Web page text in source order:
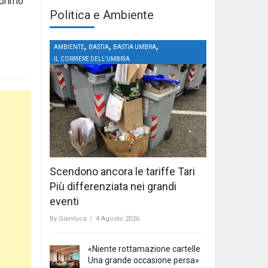
Politica e Ambiente
AMBIENTE, BASTIA, BASTIA UMBRA,
IL CORRIERE DELL'UMBRIA
Scendono ancora le tariffe Tari
Più differenziata nei grandi
eventi
By Gianluca / 4 Agosto 2026
«Niente rottamazione cartelle
Una grande occasione persa»